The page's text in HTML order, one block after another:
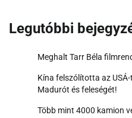
Legutóbbi
Meghalt Tarr Béla
Kína felszólította az
Madurót és feleségét!
Több mint 4000 kamion